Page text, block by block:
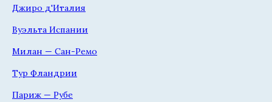
Джиро д'Италия
Вуэльта Испании
Милан — Сан-Ремо
Тур Фландрии
Париж — Рубе